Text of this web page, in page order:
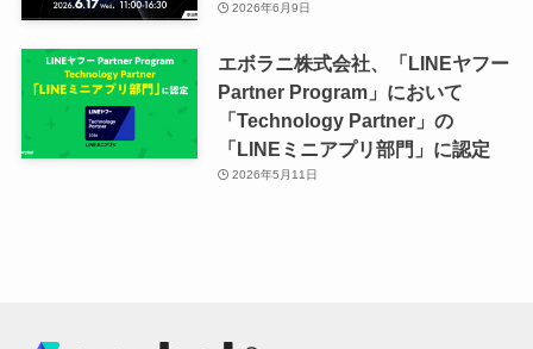
2026年6月9日
エボラニ株式会社、「LINEヤフー
Partner Program」において
「Technology Partner」の
「LINEミニアプリ部門」に認定
2026年5月11日